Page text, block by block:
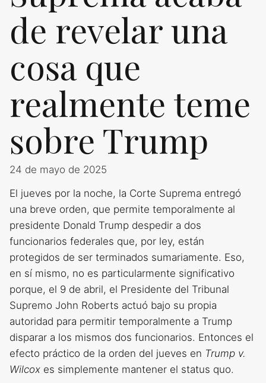
de revelar una
cosa que
realmente teme
sobre Trump
24 de mayo de 2025
El jueves por la noche, la Corte Suprema entregó
una breve orden, que permite temporalmente al
presidente Donald Trump despedir a dos
funcionarios federales que, por ley, están
protegidos de ser terminados sumariamente. Eso,
en sí mismo, no es particularmente significativo
porque, el 9 de abril, el Presidente del Tribunal
Supremo John Roberts actuó bajo su propia
autoridad para permitir temporalmente a Trump
disparar a los mismos dos funcionarios. Entonces el
efecto práctico de la orden del jueves en Trump v.
Wilcox es simplemente mantener el status quo.